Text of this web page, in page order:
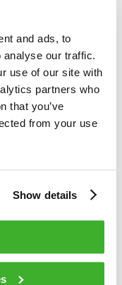
and ads, to
analyse our traffic.
use of our site with
partners who
that you’ve
from your use
Show details
suorassa
päivänä klo 13.00.